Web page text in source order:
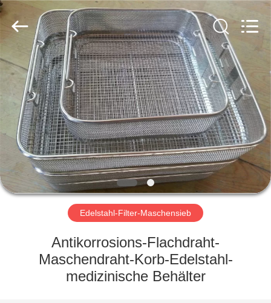
HAUS
PRODUKTE
ÜBER
UNS
FABRIK-
AUSFLUG
QUALITÄTSKONTROLLE
XI
RUN
METAL
MESH
All
Reserved.
Edelstahl-Filter-Maschensieb
Antikorrosions-Flachdraht-
Maschendraht-Korb-Edelstahl-
medizinische Behälter